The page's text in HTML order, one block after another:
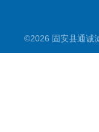
©2026 固安县通诚